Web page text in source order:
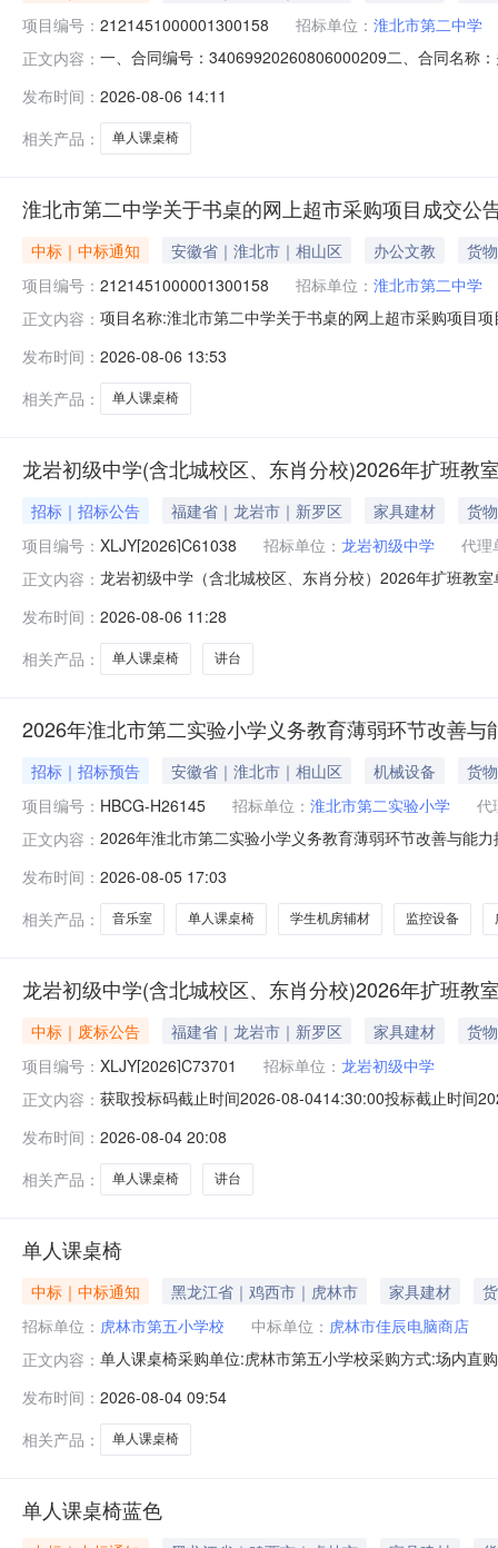
项目编号： 2121451000001300158 招标单位： 淮北市第二中学
正文内容： 一、合同编号：34069920260806000209二、合同名称
济开发区龙湖工业园开渠东路6号联系方式：
发布时间： 2026-08-06 14:11
相关产品：
单人课桌椅
淮北市第二中学关于书桌的网上超市采购项目成交公
中标｜中标通知 安徽省｜淮北市｜相山区 办公文教
货物
项目编号： 2121451000001300158 招标单位： 淮北市第二中学
正文内容： 项目名称:淮北市第二中学关于书桌的网上超市采购项目
56号三、成交信息交易方式:议价采购成交日期:2026年8
发布时间： 2026-08-06 13:53
相关产品：
单人课桌椅
龙岩初级中学(含北城校区、东肖分校)2026年扩班教
招标｜招标公告 福建省｜龙岩市｜新罗区 家具建材
货物
项目编号： XLJY[2026]C61038 招标单位： 龙岩初级中学
代理
正文内容： 龙岩初级中学（含北城校区、东肖分校）2026年扩班教
类采购项目（三次）交易/采购方式:询价采购招标人:龙
发布时间： 2026-08-06 11:28
相关产品：
单人课桌椅 讲台
2026年淮北市第二实验小学义务教育薄弱环节改善
招标｜招标预告 安徽省｜淮北市｜相山区 机械设备
货物
项目编号： HBCG-H26145 招标单位： 淮北市第二实验小学
代
正文内容： 2026年淮北市第二实验小学义务教育薄弱环节改善与能
二实验小学预算金额570000计划名称采购项目信息采购
发布时间： 2026-08-05 17:03
相关产品：
音乐室 单人课桌椅 学生机房辅材 监控设备
龙岩初级中学(含北城校区、东肖分校)2026年扩班教
中标｜废标公告 福建省｜龙岩市｜新罗区 家具建材
货物
项目编号： XLJY[2026]C73701 招标单位： 龙岩初级中学
正文内容： 获取投标码截止时间2026-08-0414:30:00投标截止时间
司采购/资审公告打印模式附件信息（请点击下载）
发布时间： 2026-08-04 20:08
相关产品：
单人课桌椅 讲台
单人课桌椅
中标｜中标通知 黑龙江省｜鸡西市｜虎林市 家具建材
招标单位： 虎林市第五小学校 中标单位： 虎林市佳辰电脑商店
正文内容： 单人课桌椅采购单位:虎林市第五小学校采购方式:场内直
发布时间： 2026-08-04 09:54
相关产品：
单人课桌椅
单人课桌椅蓝色